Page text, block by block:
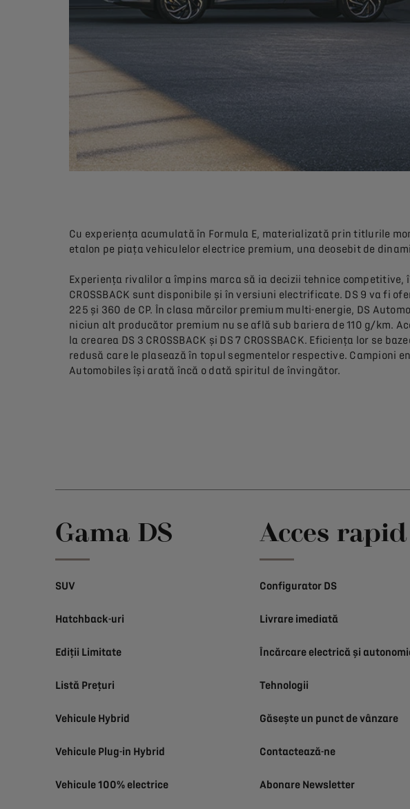
Cu experiența acumulată în Formula E, materializată prin titlurile
etalon pe piața vehiculelor electrice premium, una deosebit de
Experiența rivalilor a împins marca să ia decizii tehnice competitive,
CROSSBACK sunt disponibile și în versiuni electrificate. DS 9 va fi
225 și 360 de CP. În clasa mărcilor premium multi-energie, DS
niciun alt producător premium nu se află sub bariera de 110 g/km.
la crearea DS 3 CROSSBACK și DS 7 CROSSBACK. Eficiența lor se
redusă care le plasează în topul segmentelor respective. Campioni
Automobiles își arată încă o dată spiritul de învingător.
Gama DS
SUV
Hatchback-uri
Ediții Limitate
Listă Prețuri
Vehicule Hybrid
Vehicule Plug-in Hybrid
Vehicule 100% electrice
Acces rapid
Configurator DS
Livrare imediată
Încărcare electrică și
Tehnologii
Găsește un punct de vânzare
Contactează-ne
Abonare Newsletter